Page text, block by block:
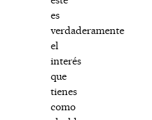
es
verdaderamente
el
interés
que
tienes
como